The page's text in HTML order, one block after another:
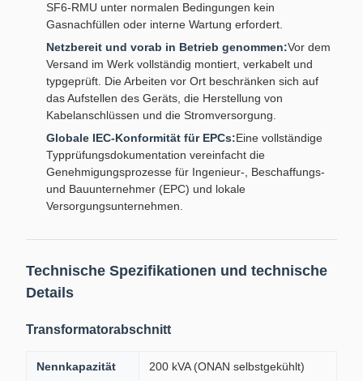
SF6-RMU unter normalen Bedingungen kein
Gasnachfüllen oder interne Wartung erfordert.
Netzbereit und vorab in Betrieb genommen:Vor dem
Versand im Werk vollständig montiert, verkabelt und
typgeprüft. Die Arbeiten vor Ort beschränken sich auf
das Aufstellen des Geräts, die Herstellung von
Kabelanschlüssen und die Stromversorgung.
Globale IEC-Konformität für EPCs:Eine vollständige
Typprüfungsdokumentation vereinfacht die
Genehmigungsprozesse für Ingenieur-, Beschaffungs-
und Bauunternehmer (EPC) und lokale
Versorgungsunternehmen.
Technische Spezifikationen und technische
Details
Transformatorabschnitt
Nennkapazität 200 kVA (ONAN selbstgekühlt)